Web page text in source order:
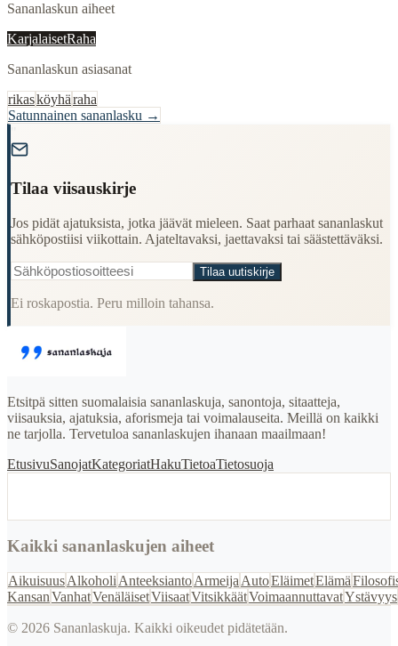
Sananlaskun aiheet
KarjalaisetRaha
Sananlaskun asiasanat
rikasköyhäraha
Satunnainen sananlasku →
Tilaa viisauskirje
Jos pidät ajatuksista, jotka jäävät mieleen. Saat parhaat sananlaskut
sähköpostiisi viikottain. Ajateltavaksi, jaettavaksi tai säästettäväksi.
Tilaa uutiskirje
Ei roskapostia. Peru milloin tahansa.
Etsitpä sitten suomalaisia sananlaskuja, sanontoja, sitaatteja,
viisauksia, ajatuksia, aforismeja tai voimalauseita. Meillä on kaikki
ne tarjolla. Tervetuloa sananlaskujen ihanaan maailmaan!
EtusivuSanojatKategoriatHakuTietoaTietosuoja
Kaikki sananlaskujen aiheet
AikuisuusAlkoholi AnteeksiantoArmeija AutoEläimetElämä
KansanVanhatVenäläisetViisaatVitsikkäätVoimaannuttavatYstävyys
© 2026 Sananlaskuja. Kaikki oikeudet pidätetään.